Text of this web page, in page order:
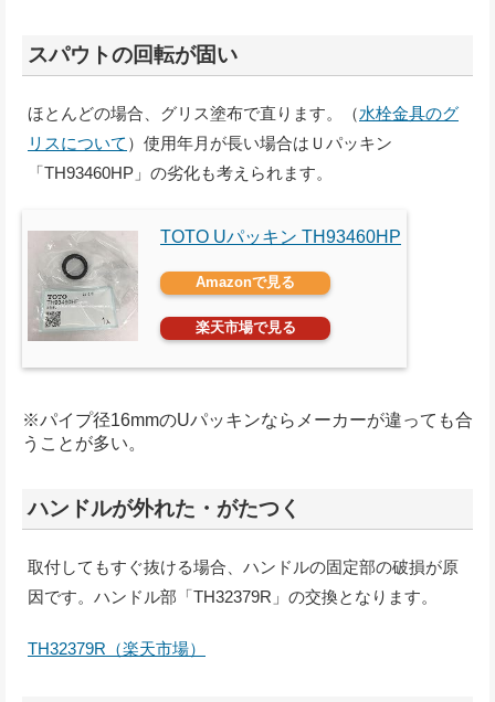
スパウトの回転が固い
ほとんどの場合、グリス塗布で直ります。（水栓金具のグ
リスについて ）使用年月が長い場合はＵパッキン
「TH93460HP」の劣化も考えられます。
TOTO Uパッキン TH93460HP
Amazonで見る
楽天市場で見る
※パイプ径16mmのUパッキンならメーカーが違っても合
うことが多い。
ハンドルが外れた・がたつく
取付してもすぐ抜ける場合、ハンドルの固定部の破損が原
因です。ハンドル部「TH32379R」の交換となります。
TH32379R（楽天市場）